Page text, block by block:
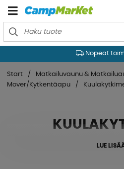
Nopeat
Start Matkailuvaunu &
Mover/Kytkentäapu
LUE